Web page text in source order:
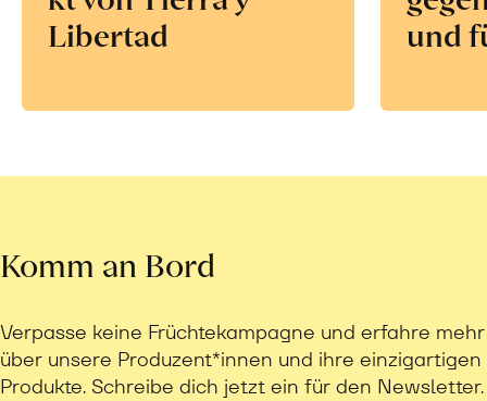
Libertad
und
Komm an Bord
Verpasse keine Früchtekampagne und erfahre mehr
über unsere Produzent*innen und ihre einzigartigen
Produkte. Schreibe dich jetzt ein für den Newsletter.